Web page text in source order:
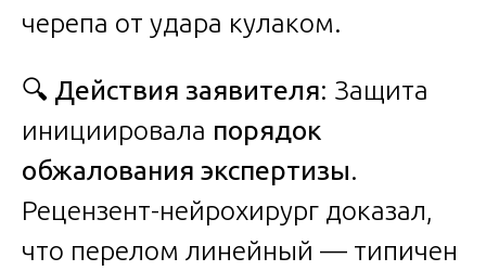
черепа от удара кулаком.
🔍 Действия заявителя: Защита
инициировала порядок
обжалования экспертизы.
Рецензент-нейрохирург доказал,
что перелом линейный — типичен